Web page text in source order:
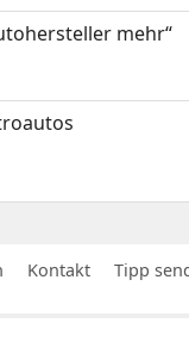
mehr“
Kontakt Tipp